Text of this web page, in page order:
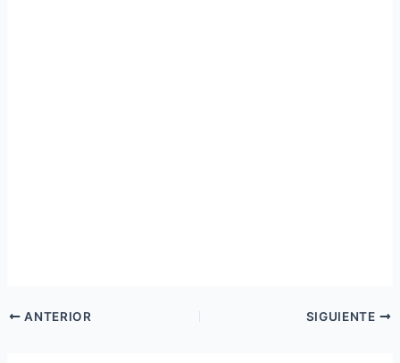
ANTERIOR SIGUIENTE